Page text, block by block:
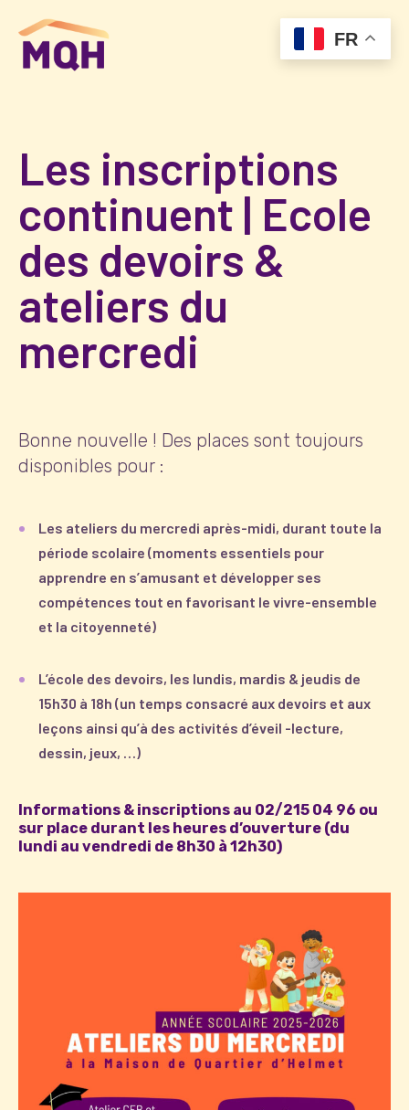
Les inscriptions
continuent | Ecole
des devoirs &
ateliers du
mercredi
Bonne nouvelle ! Des places sont toujours
disponibles pour :
Les ateliers du mercredi après-midi, durant toute la
période scolaire (moments essentiels pour
apprendre en s’amusant et développer ses
compétences tout en favorisant le vivre-ensemble
et la citoyenneté)
L’école des devoirs, les lundis, mardis & jeudis de
15h30 à 18h (un temps consacré aux devoirs et aux
leçons ainsi qu’à des activités d’éveil -lecture,
dessin, jeux, …)
Informations & inscriptions au 02/215 04 96 ou
sur place durant les heures d’ouverture (du
lundi au vendredi de 8h30 à 12h30)
FR